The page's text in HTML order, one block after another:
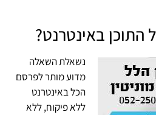
התוכן באינטרנט?
נשאלת השאלה
מדוע מותר לפרסם
הכל באינטרנט
ללא פיקוח, ללא